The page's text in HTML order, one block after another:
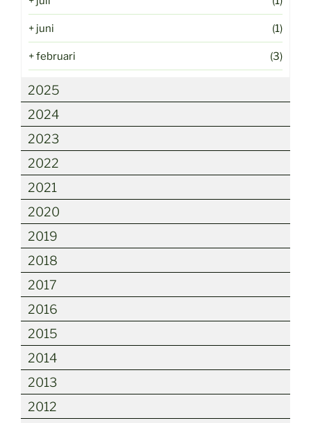
+ juni (1)
+februari (3)
2025
2024
2023
2022
2021
2020
2019
2018
2017
2016
2015
2014
2013
2012